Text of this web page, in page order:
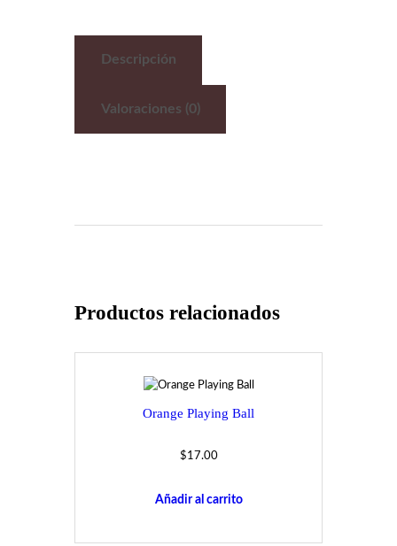
Descripción
Valoraciones (0)
Productos relacionados
Orange Playing Ball
$17.00
Añadir al carrito